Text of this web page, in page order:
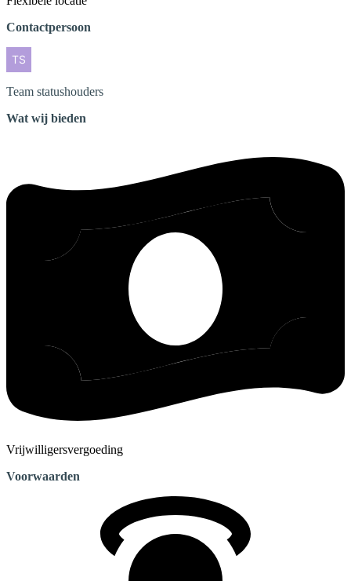
Contactpersoon
Team statushouders
Wat wij bieden
Vrijwilligersvergoeding
Voorwaarden